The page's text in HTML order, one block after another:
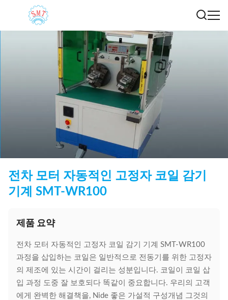
전차 모터 자동적인 고정자 코일 감기
기계 SMT-WR100
제품 요약
전차 모터 자동적인 고정자 코일 감기 기계 SMT-WR100
과정을 삽입하는 코일은 일반적으로 전동기를 위한 고정자
의 제조에 있는 시간이 걸리는 성분입니다. 코일이 코일 삽
입 과정 도중 잘 보호되다 똑같이 중요합니다. 우리의 고객
에게 완벽한 해결책을, Nide 좋은 가설적 구성개념 그것의